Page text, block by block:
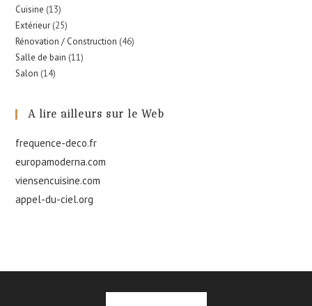
Cuisine (13)
Extérieur (25)
Rénovation / Construction (46)
Salle de bain (11)
Salon (14)
A lire ailleurs sur le Web
frequence-deco.fr
europamoderna.com
viensencuisine.com
appel-du-ciel.org